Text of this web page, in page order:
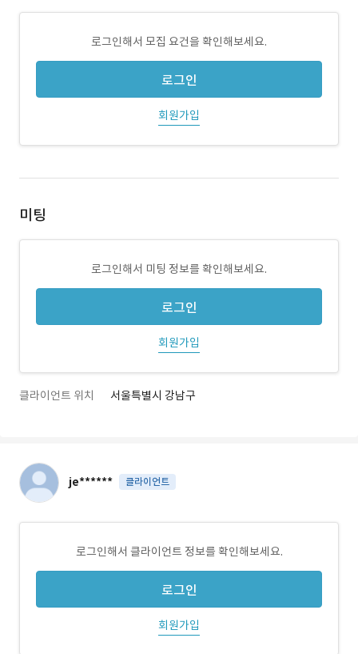
로그인해서 모집 요건을 확인해보세요.
로그인
회원가입
미팅
로그인해서 미팅 정보를 확인해보세요.
로그인
회원가입
클라이언트 위치 서울특별시 강남구
je****** 클라이언트
로그인해서 클라이언트 정보를 확인해보세요.
로그인
회원가입